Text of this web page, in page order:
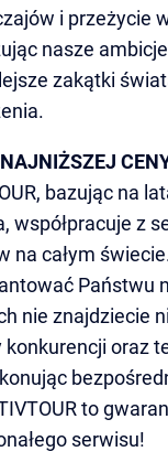
i przeżycie
nasze
zakątki
bazując na
współpracuje z
na całym
Państwu
nie znajdziecie
konkurencji oraz
to
serwisu!